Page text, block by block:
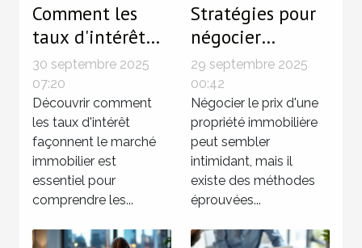
Comment les
taux d'intérêt
influencent le
marché
immobilier ?
30 septembre 2025
07:20
Découvrir comment
les taux d'intérêt
façonnent le marché
immobilier est
essentiel pour
comprendre les...
Stratégies pour
négocier
efficacement le
prix d'une
propriété
immobilière
29 septembre 2025
00:42
Négocier le prix d'une
propriété immobilière
peut sembler
intimidant, mais il
existe des méthodes
éprouvées...